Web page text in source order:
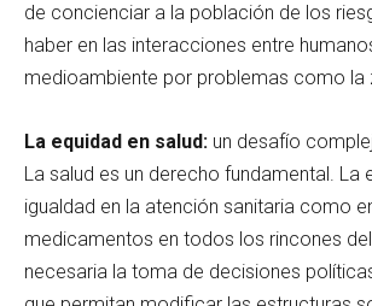
de concienciar a la población de los
haber en las interacciones entre
medioambiente por problemas como la
La equidad en salud: un desafío
La salud es un derecho fundamental. La
igualdad en la atención sanitaria como
medicamentos en todos los rincones
necesaria la toma de decisiones